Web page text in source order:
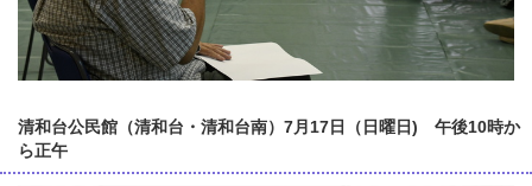
清和台公民館（清和台・清和台南）7月17日（日曜日) 午後10時か
ら正午